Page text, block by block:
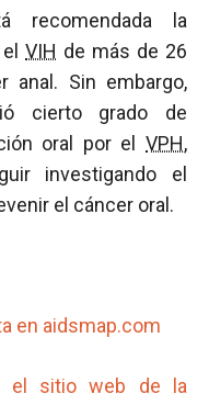
recomendada la
VIH de más de 26
anal. Sin embargo,
cierto grado de
oral por el VPH,
investigando el
el cáncer oral.
en aidsmap.com
sitio web de la